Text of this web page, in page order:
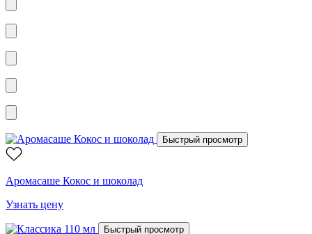
Быстрый просмотр
Аромасаше Кокос и шоколад
Узнать цену
Быстрый просмотр